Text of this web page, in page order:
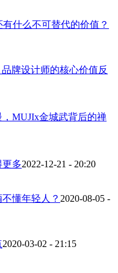
什么不可替代的价值？
牌设计师的核心价值反
MUJIx金城武背后的禅
更多2022-12-21 - 20:20
懂年轻人？ 2020-08-05 -
2020-03-02 - 21:15